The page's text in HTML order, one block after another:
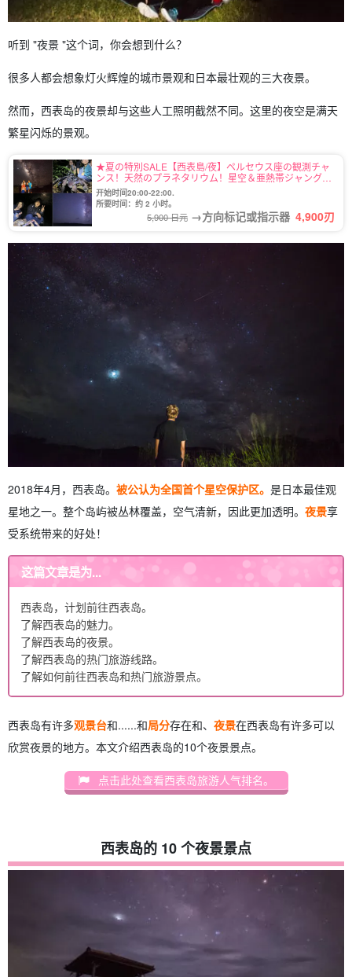
听到 "夜景 "这个词，你会想到什么？
很多人都会想象灯火辉煌的城市景观和日本最壮观的三大夜景。
然而，西表岛的夜景却与这些人工照明截然不同。这里的夜空是满天
繁星闪烁的景观。
★夏の特別SALE【西表島/夜】ペルセウス座の観測チャ
ンス！天然のプラネタリウム！星空＆亜熱帯ジャングル
ナイトツアー♪当日予約OK！子連れ家族・団体旅行にも
おすすめ（No.16）
开始时间20:00-22:00.
所要时间：约 2 小时。
5,900 日元 →方向标记或指示器 4,900刃
2018年4月，西表岛。 被公认为全国首个星空保护区。 是日本最佳观
星地之一。整个岛屿被丛林覆盖，空气清新，因此更加透明。 夜景享
受系统带来的好处！
这篇文章是为...
西表岛，计划前往西表岛。
了解西表岛的魅力。
了解西表岛的夜景。
了解西表岛的热门旅游线路。
了解如何前往西表岛和热门旅游景点。
西表岛有许多观景台和......和局分存在和、 夜景在西表岛有许多可以
欣赏夜景的地方。本文介绍西表岛的10个夜景景点。
点击此处查看西表岛旅游人气排名。
西表岛的 10 个夜景景点